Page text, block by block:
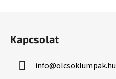
Kapcsolat
info@olcsoklumpak.hu